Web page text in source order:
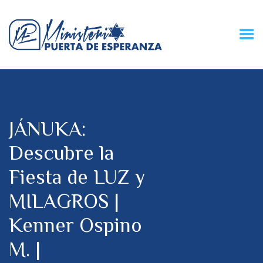
JÁNUKA:
Descubre la
Fiesta de LUZ y
MILAGROS |
Kenner Ospino
M. |
MPE TV
DONACIONES
PARTICIPA
REUNIONES &
CONTACTOS